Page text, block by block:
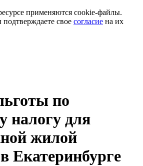
применяются cookie-файлы.
подтверждаете свое согласие на их
по
налогу для
жилой
Екатеринбурге